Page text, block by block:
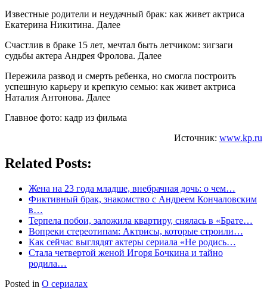
Известные родители и неудачный брак: как живет актриса
Екатерина Никитина. Далее
Счастлив в браке 15 лет, мечтал быть летчиком: зигзаги
судьбы актера Андрея Фролова. Далее
Пережила развод и смерть ребенка, но смогла построить
успешную карьеру и крепкую семью: как живет актриса
Наталия Антонова. Далее
Главное фото: кадр из фильма
Источник: www.kp.ru
Related Posts:
Жена на 23 года младше, внебрачная дочь: о чем…
Фиктивный брак, знакомство с Андреем Кончаловским
в…
Терпела побои, заложила квартиру, снялась в «Брате…
Вопреки стереотипам: Актрисы, которые строили…
Как сейчас выглядят актеры сериала «Не родись…
Стала четвертой женой Игоря Бочкина и тайно
родила…
Posted in О сериалах